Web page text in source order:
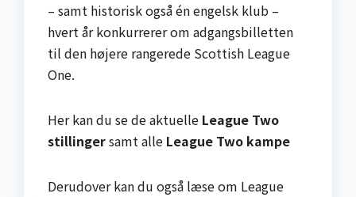
– samt historisk også én engelsk klub –
hvert år konkurrerer om adgangsbilletten
til den højere rangerede Scottish League
One.
Her kan du se de aktuelle League Two
stillingersamt alle League Two kampe
Derudover kan du også læse om League